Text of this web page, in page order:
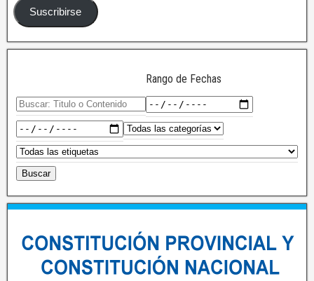
Suscribirse
Rango de Fechas